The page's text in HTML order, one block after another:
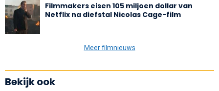
Filmmakers eisen 105 miljoen dollar van
Netflix na diefstal Nicolas Cage-film
Meer filmnieuws
Bekijk ook